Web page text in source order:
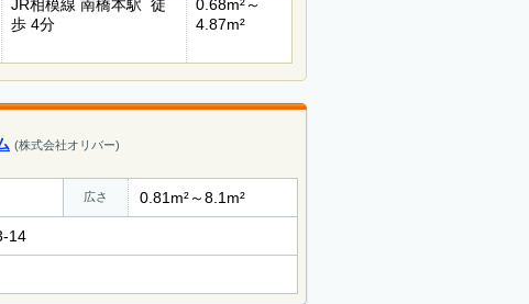
JR相模線 南橋本駅 徒
歩 4分
0.68m²～
4.87m²
(株式会社オリバー)
広さ 0.81m²～8.1m²
14